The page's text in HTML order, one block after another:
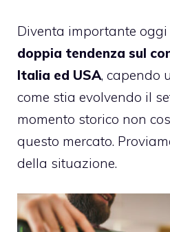
Diventa importante
doppia tendenza sul
Italia ed USA, capendo
come stia evolvendo il
momento storico non
questo mercato.
della situazione.